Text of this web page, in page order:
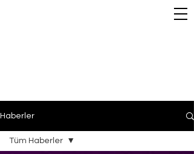
Haberler
Tüm Haberler